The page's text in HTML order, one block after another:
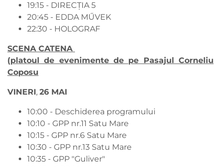
19:15 - DIRECȚIA 5
20:45 - EDDA MŰVEK
22:30 - HOLOGRAF
SCENA CATENA
(platoul de evenimente de pe Pasajul Corneliu
Coposu
VINERI, 26 MAI
10:00 - Deschiderea programului
10:10 - GPP nr.11 Satu Mare
10:15 - GPP nr.6 Satu Mare
10:30 - GPP nr.13 Satu Mare
10:35 - GPP "Guliver"